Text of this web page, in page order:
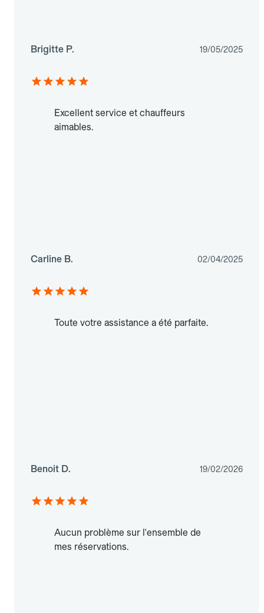
Brigitte P. 19/05/2025
Excellent service et chauffeurs
aimables.
Carline B. 02/04/2025
Toute votre assistance a été parfaite.
Benoit D. 19/02/2026
Aucun problème sur l'ensemble de
mes réservations.